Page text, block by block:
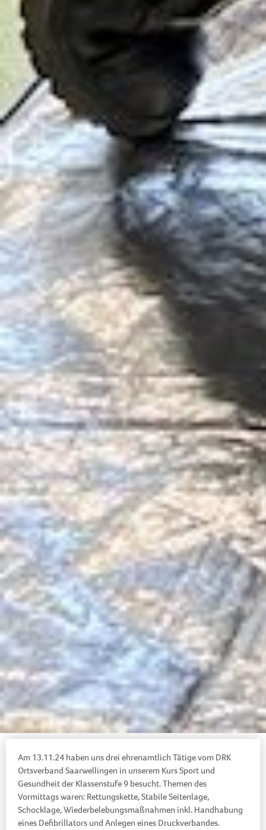
Am 13.11.24 haben uns drei ehrenamtlich Tätige vom DRK
Ortsverband Saarwellingen in unserem Kurs Sport und
Gesundheit der Klassenstufe 9 besucht. Themen des
Vormittags waren: Rettungskette, Stabile Seitenlage,
Schocklage, Wiederbelebungsmaßnahmen inkl. Handhabung
eines Defibrillators und Anlegen eines Druckverbandes.